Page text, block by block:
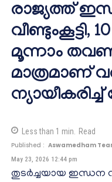
രാജ്യത്ത്
വീണ്ടുംകൂട്ടി,
മൂന്നാം
മാത്രമാണ്
ന്യായീകരിച്ച്
Less than 1 min. Read
Published : Aswamedham
May 23, 2026 12:44 pm
തുടർച്ചയായ ഇന്ധന